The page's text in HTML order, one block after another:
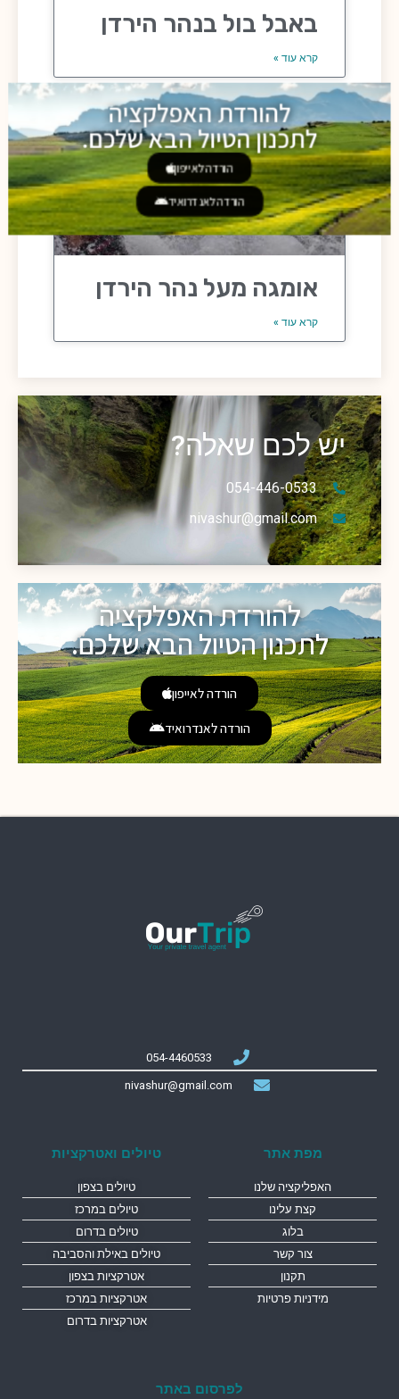
באבל בול בנהר הירדן
קרא עוד »
אומגה מעל נהר הירדן
קרא עוד »
יש לכם שאלה?
054-446-0533
nivashur@gmail.com
להורדת האפלקציה
לתכנון הטיול הבא שלכם.
הורדה לאייפון
הורדה לאנדרואיד
054-4460533
nivashur@gmail.com
מפת אתר
האפליקציה שלנו
קצת עלינו
בלוג
צור קשר
תקנון
מידניות פרטיות
טיולים ואטרקציות
טיולים בצפון
טיולים במרכז
טיולים בדרום
טיולים באילת והסביבה
אטרקציות בצפון
אטרקציות במרכז
אטרקציות בדרום
לפרסום באתר
להורדת האפלקציה
לתכנון הטיול הבא שלכם.
הורדה לאייפון
הורדה לאנדרואיד